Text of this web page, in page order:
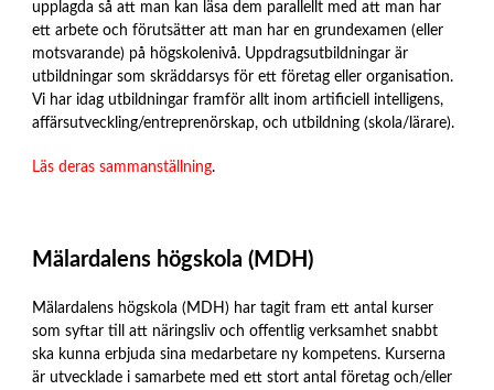
upplagda så att man kan läsa dem parallellt med att man har
ett arbete och förutsätter att man har en grundexamen (eller
motsvarande) på högskolenivå. Uppdragsutbildningar är
utbildningar som skräddarsys för ett företag eller organisation.
Vi har idag utbildningar framför allt inom artificiell intelligens,
affärsutveckling/entreprenörskap, och utbildning (skola/lärare).
Läs deras sammanställning.
Mälardalens högskola (MDH)
Mälardalens högskola (MDH) har tagit fram ett antal kurser
som syftar till att näringsliv och offentlig verksamhet snabbt
ska kunna erbjuda sina medarbetare ny kompetens. Kurserna
är utvecklade i samarbete med ett stort antal företag och/eller